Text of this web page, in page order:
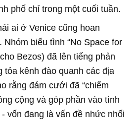
phố chỉ trong một cuối tuần.
ai ở Venice cũng hoan
Nhóm biểu tình “No Space for
Bezos) đã lên tiếng phản
tỏa kênh đào quanh các địa
rằng đám cưới đã “chiếm
cộng và góp phần vào tình
vốn đang là vấn đề nhức nhối